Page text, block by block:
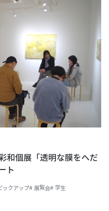
和個展「透明な膜をへだ
ト
ックアップ# 展覧会# 学生